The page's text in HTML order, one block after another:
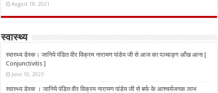
August 18, 2021
स्वास्थ्य
स्वास्थ्य डेस्क। जानिये पंडित वीर विक्रम नारायण पांडेय जी से आज का पञ्चाङ्ग आँख आना [
Conjunctivitis ]
June 10, 2023
स्वास्थ्य डेस्क । जानिये पंडित वीर विक्रम नारायण पांडेय जी से बर्फ के आश्चर्यजनक लाभ